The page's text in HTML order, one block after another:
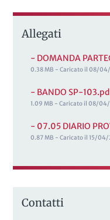
Allegati
- DOMANDA
0.38 MB - Caricato il 08/04/
- BANDO SP-
1.09 MB - Caricato il 08/04/
- 07.05 DIARIO
0.87 MB - Caricato il 15/04/
Contatti